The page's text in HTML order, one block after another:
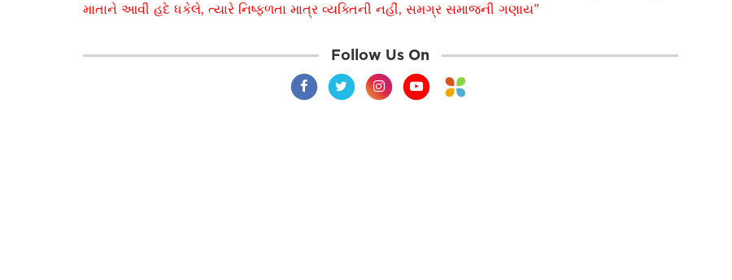
માતાને આવી હદે ધકેલે, ત્યારે નિષ્ફળતા માત્ર વ્યક્તિની નહીં, સમગ્ર સમાજની ગણાય”
Follow Us On